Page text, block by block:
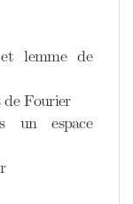
lemme de
de Fourier
un espace